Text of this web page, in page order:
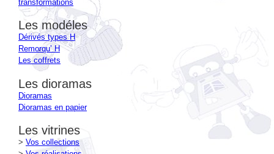
Les modéles
Dérivés types H
Remorqu’ H
Les coffrets
Les dioramas
Dioramas
Dioramas en papier
Les vitrines
>
Vos collections
>Vos réalisations
Vos transformations diescat